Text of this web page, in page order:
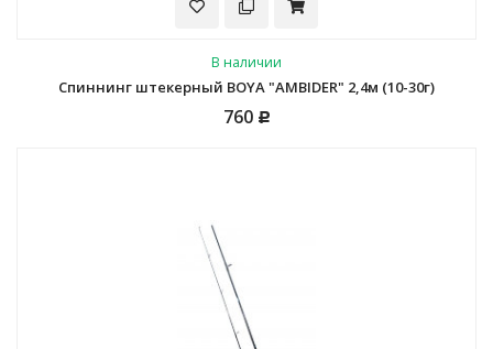
В наличии
Спиннинг штекерный BOYA "AMBIDER" 2,4м (10-30г)
760 Р